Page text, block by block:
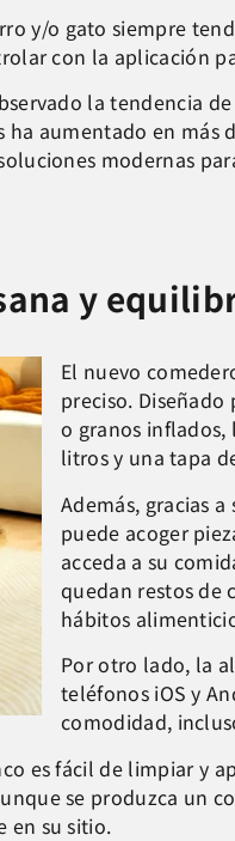
y/o gato siempre
con la aplicación
la tendencia
ha aumentado en
modernas
y
El nuevo
preciso.
o granos
litros y una tapa
Además, gracias
puede acoger
acceda a su
quedan restos de
hábitos
Por otro lado, la
teléfonos iOS y
comodidad,
es fácil de limpiar y
se produzca un
en su sitio.